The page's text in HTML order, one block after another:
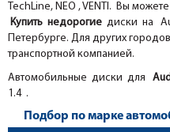
TechLine, NEO , VENTI. Вы
Купить недорогие диски на
Петербурге. Для других
транспортной компанией.
Автомобильные диски для
1.4 .
Подбор по марке